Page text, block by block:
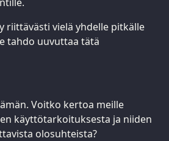
riittävästi vielä yhdelle pitkälle
tahdo uuvuttaa tätä
Voitko kertoa meille
käyttötarkoituksesta ja niiden
olosuhteista?